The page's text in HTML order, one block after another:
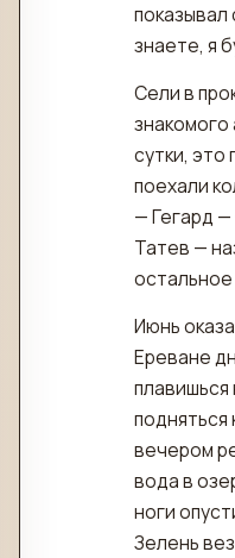
показывал
знаете, я
Сели в
знакомого
сутки, это
поехали
— Гегард
Татев —
остальное
Июнь
Ереване
плавишься
подняться
вечером
вода в
ноги
Зелень